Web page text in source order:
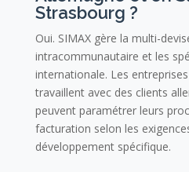
Strasbourg ?
Oui. SIMAX gère la multi-
intracommunautaire et les
internationale. Les
travaillent avec des clients
peuvent paramétrer leurs
facturation selon les
développement spécifique.